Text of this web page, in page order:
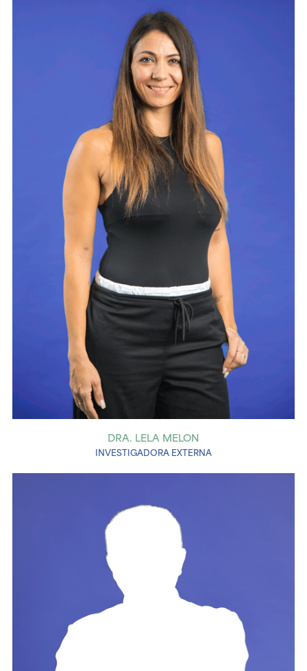
DRA. LELA MELON
INVESTIGADORA EXTERNA